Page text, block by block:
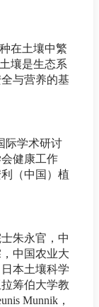
在土壤中繁
壤是生态系
与营养的基
际学术研讨
健康工作
（中国）植
朱永官，中
中国农业大
本土壤科学
筹伯大学教
Munnik，